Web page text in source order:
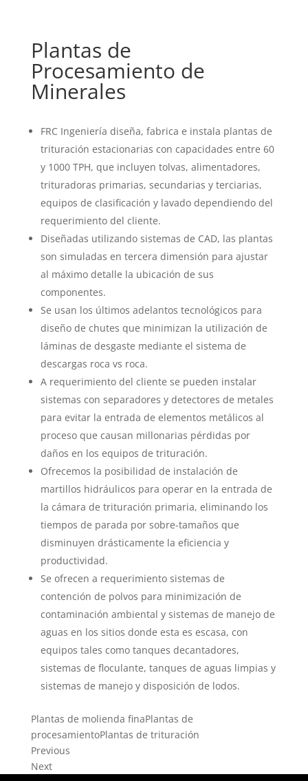
Plantas de
Procesamiento de
Minerales
FRC Ingeniería diseña, fabrica e instala plantas de
trituración estacionarias con capacidades entre 60
y 1000 TPH, que incluyen tolvas, alimentadores,
trituradoras primarias, secundarias y terciarias,
equipos de clasificación y lavado dependiendo del
requerimiento del cliente.
Diseñadas utilizando sistemas de CAD, las plantas
son simuladas en tercera dimensión para ajustar
al máximo detalle la ubicación de sus
componentes.
Se usan los últimos adelantos tecnológicos para
diseño de chutes que minimizan la utilización de
láminas de desgaste mediante el sistema de
descargas roca vs roca.
A requerimiento del cliente se pueden instalar
sistemas con separadores y detectores de metales
para evitar la entrada de elementos metálicos al
proceso que causan millonarias pérdidas por
daños en los equipos de trituración.
Ofrecemos la posibilidad de instalación de
martillos hidráulicos para operar en la entrada de
la cámara de trituración primaria, eliminando los
tiempos de parada por sobre-tamaños que
disminuyen drásticamente la eficiencia y
productividad.
Se ofrecen a requerimiento sistemas de
contención de polvos para minimización de
contaminación ambiental y sistemas de manejo de
aguas en los sitios donde esta es escasa, con
equipos tales como tanques decantadores,
sistemas de floculante, tanques de aguas limpias y
sistemas de manejo y disposición de lodos.
Plantas de molienda finaPlantas de
procesamientoPlantas de trituración
Previous
Next